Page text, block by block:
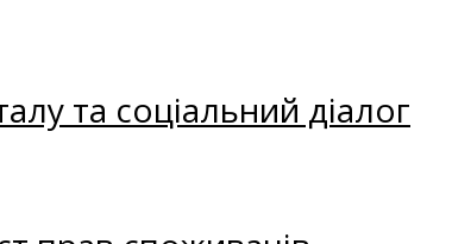
та соціальний діалог